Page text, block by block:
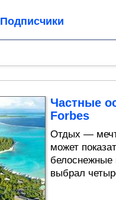
Подписчики
Частные
Forbes
Отдых —
может
белоснежные
выбрал